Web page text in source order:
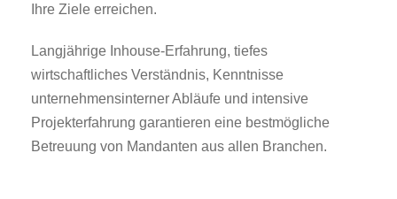
Ihre Ziele erreichen.
Langjährige Inhouse-Erfahrung, tiefes
wirtschaftliches Verständnis, Kenntnisse
unternehmensinterner Abläufe und intensive
Projekterfahrung garantieren eine bestmögliche
Betreuung von Mandanten aus allen Branchen.